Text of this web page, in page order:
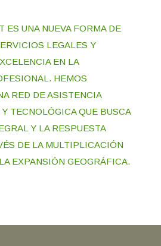
ES UNA NUEVA FORMA DE
LEGALES Y
EN LA
HEMOS
RED DE ASISTENCIA
TECNOLÓGICA QUE BUSCA
Y LA RESPUESTA
DE LA MULTIPLICACIÓN
EXPANSIÓN GEOGRÁFICA.